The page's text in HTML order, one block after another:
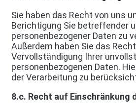
Sie haben das Recht von uns
Berichtigung Sie betreffender
personenbezogener Daten zu
Außerdem haben Sie das
Vervollständigung Ihrer
personenbezogenen Daten.
der Verarbeitung zu
8.c. Recht auf Einschränkung